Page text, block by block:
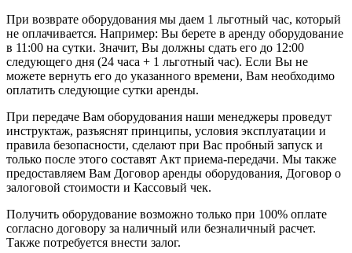
При возврате оборудования мы даем 1 льготный час, который
не оплачивается. Например: Вы берете в аренду оборудование
в 11:00 на сутки. Значит, Вы должны сдать его до 12:00
следующего дня (24 часа + 1 льготный час). Если Вы не
можете вернуть его до указанного времени, Вам необходимо
оплатить следующие сутки аренды.
При передаче Вам оборудования наши менеджеры проведут
инструктаж, разъяснят принципы, условия эксплуатации и
правила безопасности, сделают при Вас пробный запуск и
только после этого составят Акт приема-передачи. Мы также
предоставляем Вам Договор аренды оборудования, Договор о
залоговой стоимости и Кассовый чек.
Получить оборудование возможно только при 100% оплате
согласно договору за наличный или безналичный расчет.
Также потребуется внести залог.